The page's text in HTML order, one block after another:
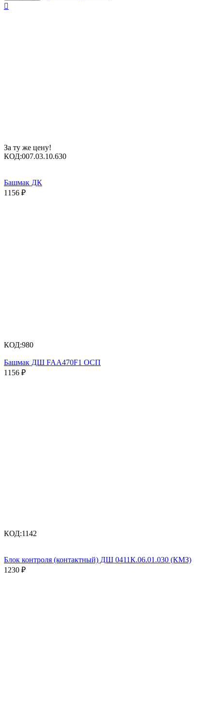

За ту же цену!
КОД:007.03.10.630
Башмак ДК
1156 ₽
КОД:980
Башмак ДШ FAA470F1 ОСП
1156 ₽
КОД:1142
Блок контроля (контактный) ДШ 0411К.06.01.030 (КМЗ)
1230 ₽